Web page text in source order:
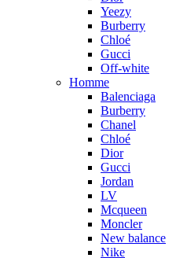
Yeezy
Burberry
Chloé
Gucci
Off-white
Homme
Balenciaga
Burberry
Chanel
Chloé
Dior
Gucci
Jordan
LV
Mcqueen
Moncler
New balance
Nike